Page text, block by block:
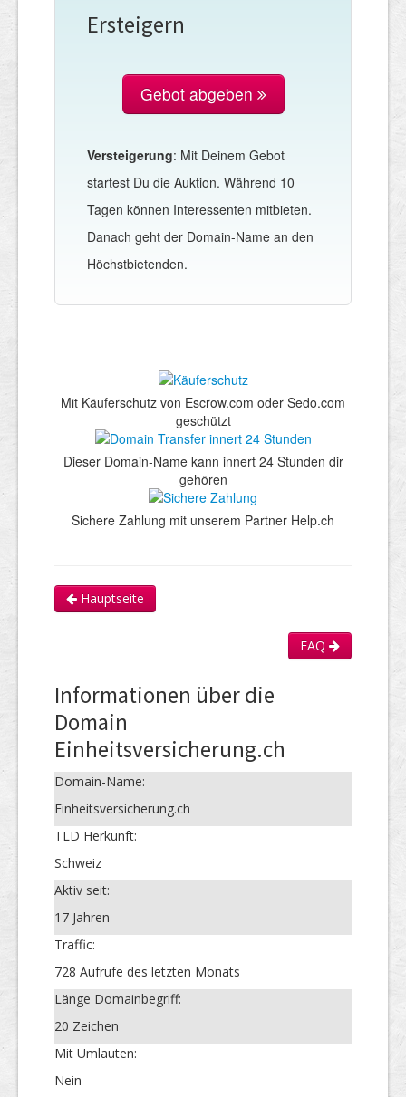
Ersteigern
Gebot abgeben
Versteigerung: Mit Deinem Gebot
startest Du die Auktion. Während 10
Tagen können Interessenten mitbieten.
Danach geht der Domain-Name an den
Höchstbietenden.
Mit Käuferschutz von Escrow.com oder Sedo.com
geschützt
Dieser Domain-Name kann innert 24 Stunden dir
gehören
Sichere Zahlung mit unserem Partner Help.ch
Hauptseite
FAQ
Informationen über die
Domain
Einheitsversicherung.ch
Domain-Name:
Einheitsversicherung.ch
TLD Herkunft:
Schweiz
Aktiv seit:
17 Jahren
Traffic:
728 Aufrufe des letzten Monats
Länge Domainbegriff:
20 Zeichen
Mit Umlauten:
Nein